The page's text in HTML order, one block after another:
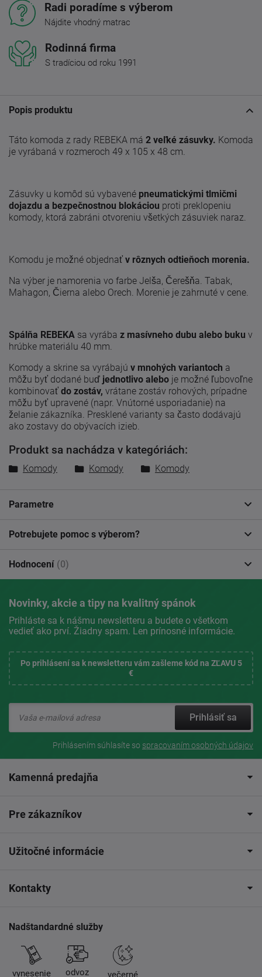
Radi poradíme s výberom
Nájdite vhodný matrac
Rodinná firma
S tradíciou od roku 1991
Popis produktu
Táto komoda z rady REBEKA má 2 veľké zásuvky. Komoda
je vyrábaná v rozmeroch 49 x 105 x 48 cm.
Zásuvky u komôd sú vybavené pneumatickými tlmičmi
dojazdu a bezpečnostnou blokáciou proti preklopeniu
komody, ktorá zabráni otvoreniu všetkých zásuviek naraz.
Komodu je možné objednať v rôznych odtieňoch morenia.
Na výber je namorenia vo farbe Jelša, Čerešňa. Tabak,
Mahagon, Čierna alebo Orech. Morenie je zahrnuté v cene.
Spálňa REBEKA sa vyrába z masívneho dubu alebo buku v
hrúbke materiálu 40 mm.
Komody a skrine sa vyrábajú v mnohých variantoch a
môžu byť dodané buď jednotlivo alebo je možné ľubovoľne
kombinovať do zostáv, vrátane zostáv rohových, prípadne
môžu byť upravené (napr. Vnútorné usporiadanie) na
želanie zákazníka. Presklené varianty sa často dodávajú
ako zostavy do obývacích izieb.
Produkt sa nachádza v kategóriách:
Komody Komody Komody
Parametre
Potrebujete pomoc s výberom?
Hodnocení (0)
Novinky, akcie a tipy na kvalitný spánok
Prihláste sa k nášmu newsletteru a budete o všetkom
vedieť ako prví. Žiadny spam. Len prínosné informácie.
Po prihlásení sa k newsletteru vám zašleme kód na ZĽAVU 5
€
Prihlásiť sa
Prihlásením súhlasíte so spracovaním osobných údajov
Kamenná predajňa
Pre zákazníkov
Užitočné informácie
Kontakty
Nadštandardné služby
vynesenie odvoz večerné